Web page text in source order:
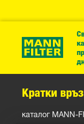
Кратки
каталог MANN-